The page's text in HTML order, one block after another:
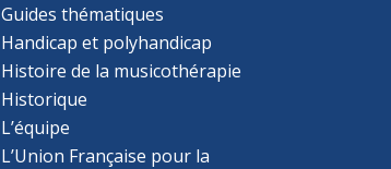
Guides thématiques
Handicap et polyhandicap
Histoire de la musicothérapie
Historique
L’équipe
L’Union Française pour la